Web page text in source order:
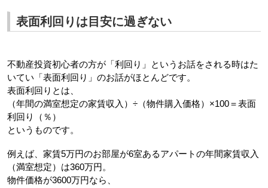
表面利回りは目安に過ぎない
不動産投資初心者の方が「利回り」というお話をされる時はた
いてい「表面利回り」のお話がほとんどです。
表面利回りとは、
（年間の満室想定の家賃収入）÷（物件購入価格）×100＝表面
利回り（％）
というものです。
例えば、家賃5万円のお部屋が6室あるアパートの年間家賃収入
（満室想定）は360万円。
物件価格が3600万円なら、